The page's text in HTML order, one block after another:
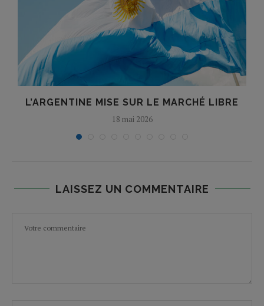
L’ARGENTINE MISE SUR LE MARCHÉ LIBRE
18 mai 2026
LAISSEZ UN COMMENTAIRE